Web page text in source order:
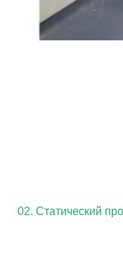
02. Статический